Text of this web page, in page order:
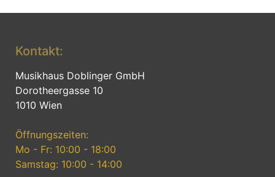
Kontakt:
Musikhaus Doblinger GmbH
Dorotheergasse 10
1010 Wien
Öffnungszeiten:
Mo - Fr: 10:00 - 18:00
Samstag: 10:00 - 14:00